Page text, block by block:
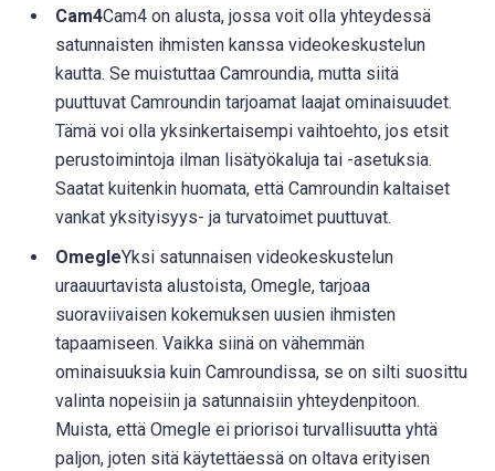
Cam4Cam4 on alusta, jossa voit olla yhteydessä
satunnaisten ihmisten kanssa videokeskustelun
kautta. Se muistuttaa Camroundia, mutta siitä
puuttuvat Camroundin tarjoamat laajat ominaisuudet.
Tämä voi olla yksinkertaisempi vaihtoehto, jos etsit
perustoimintoja ilman lisätyökaluja tai -asetuksia.
Saatat kuitenkin huomata, että Camroundin kaltaiset
vankat yksityisyys- ja turvatoimet puuttuvat.
OmegleYksi satunnaisen videokeskustelun
uraauurtavista alustoista, Omegle, tarjoaa
suoraviivaisen kokemuksen uusien ihmisten
tapaamiseen. Vaikka siinä on vähemmän
ominaisuuksia kuin Camroundissa, se on silti suosittu
valinta nopeisiin ja satunnaisiin yhteydenpitoon.
Muista, että Omegle ei priorisoi turvallisuutta yhtä
paljon, joten sitä käytettäessä on oltava erityisen